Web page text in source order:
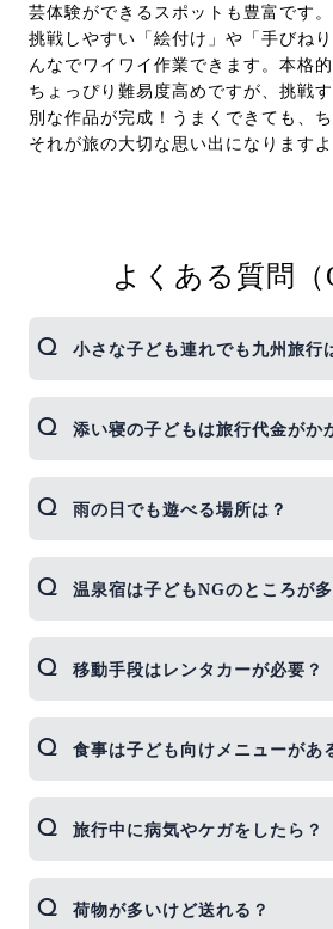
芸体験ができるスポットも豊富です
挑戦しやすい「絵付け」や「手びね
んなでワイワイ作業できます。本格
ちょっぴり難易度高めですが、挑戦
別な作品が完成！うまくできても、
それが旅の大切な思い出になりますよ
よくある質問（
小さな子ども連れでも九州旅行
OKの施設や授乳室完備のスポ
も赤ちゃん歓迎のプランが増え
添い寝の子どもは旅行代金がか
る宿が多数。宿泊施設によりま
ばお得に予約できます。
雨の日でも遊べる場所は？
ド、長崎の出島ワーフなどは屋
プランを用意しておくと安心で
温泉宿は子どもNGのところが
赤ちゃんも一緒に入れるところ
特に家族向け温泉宿が充実して
移動手段はレンタカーが必要？
の多さを考えるとレンタカーが
どは特に車移動が楽です。
食事は子ども向けメニューがあ
に問い合わせておくと離乳食や
てくれる宿もあります。
旅行中に病気やケガをしたら？
険への加入をおすすめしますし
荷物が多いけど送れる？